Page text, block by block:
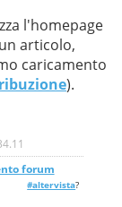
l'homepage
articolo,
caricamento
).
forum
#altervista?